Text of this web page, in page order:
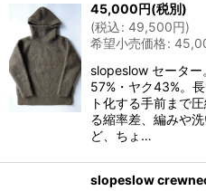
45,000円(税別)
(税込: 49,500円)
希望小売価格:
slopeslow セーター
57%・ヤク43%。
ト化する手前まで
る縮率差、編みや
ど、ちょ…
slopeslow